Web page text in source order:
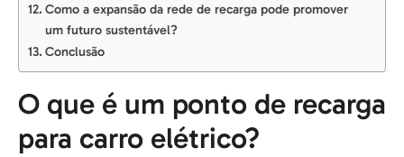
Como a expansão da rede de recarga pode promover
um futuro sustentável?
Conclusão
O que é um ponto de recarga
para carro elétrico?